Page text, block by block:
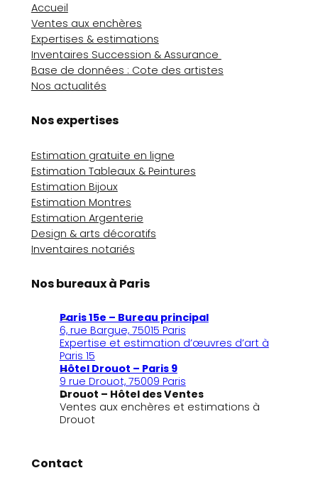
Accueil
Ventes aux enchères
Expertises & estimations
Inventaires Succession & Assurance
Base de données : Cote des artistes
Nos actualités
Nos expertises
Estimation gratuite en ligne
Estimation Tableaux & Peintures
Estimation Bijoux
Estimation Montres
Estimation Argenterie
Design & arts décoratifs
Inventaires notariés
Nos bureaux à Paris
Paris 15e – Bureau principal
6, rue Bargue, 75015 Paris
Expertise et estimation d’œuvres d’art à
Paris 15
Hôtel Drouot – Paris 9
9 rue Drouot, 75009 Paris
Drouot – Hôtel des Ventes
Ventes aux enchères et estimations à
Drouot
Contact